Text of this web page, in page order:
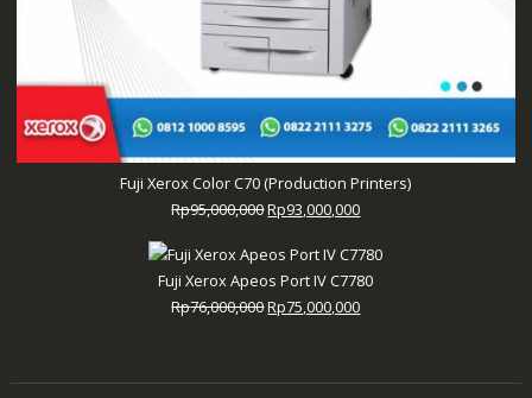
Fuji Xerox Color C70 (Production Printers)
Rp95,000,000Harga
adalah:
Rp95,000,000.
Rp93,000,000Harga
ini
adalah:
Rp93,000,000.
Fuji Xerox Apeos Port IV C7780
Rp76,000,000Harga
Rp76,000,000.
Rp75,000,000Harga
adalah: